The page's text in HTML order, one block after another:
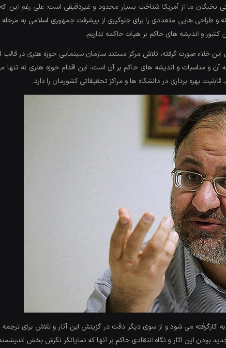
ما از آمریکا شناخت بسیار محدود و غیردقیقی است؛ علی رغم این که
هایی متعددی را برای جلوگیری از پیشرفت جمهوری اسلامی به مرحله
کشور و اندیشه های حاکم بر هیات حاکمه نداریم.
خلاء صورت گرفته، تلاش مرکز مستند سازمان سینمایی حوزه هنری در قالب
مناسبات و اندیشه های حاکم بر آن است، این اقدام حوزه هنری نه تنها
بهره برداری در دانشگاه ها و مراکز تحقیقاتی کشورمان را دارد.
کارگرفته می شود و از سوی دیگر دقت در گزینش این آثار و تلاش برای
بودن این آثار و نگاه انتقادی حاکم بر آنها که نمایانگر نگرش بخش